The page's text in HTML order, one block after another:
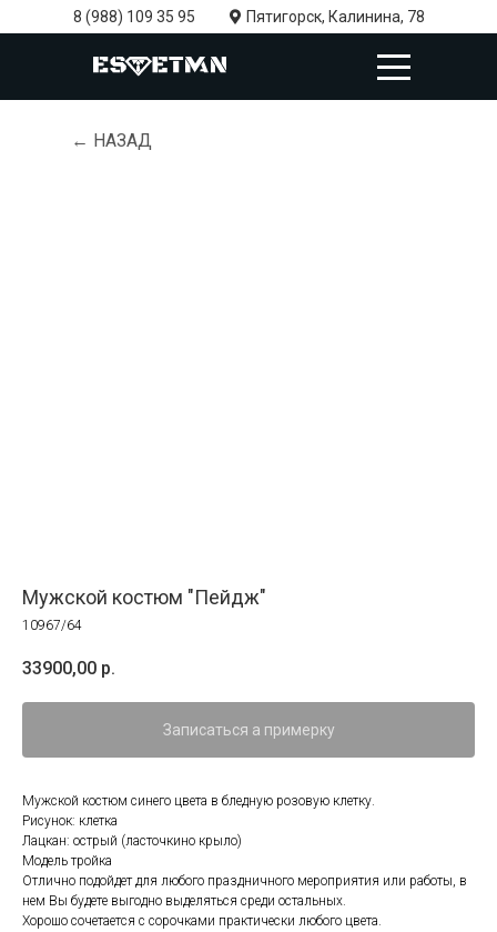
8 (988) 109 35 95 Пятигорск, Калинина, 78
← НАЗАД
Мужской костюм "Пейдж"
10967/64
33900,00 р.
Записаться а примерку
Мужской костюм синего цвета в бледную розовую клетку.
Рисунок: клетка
Лацкан: острый (ласточкино крыло)
Модель тройка
Отлично подойдет для любого праздничного мероприятия или работы, в
нем Вы будете выгодно выделяться среди остальных.
Хорошо сочетается с сорочками практически любого цвета.